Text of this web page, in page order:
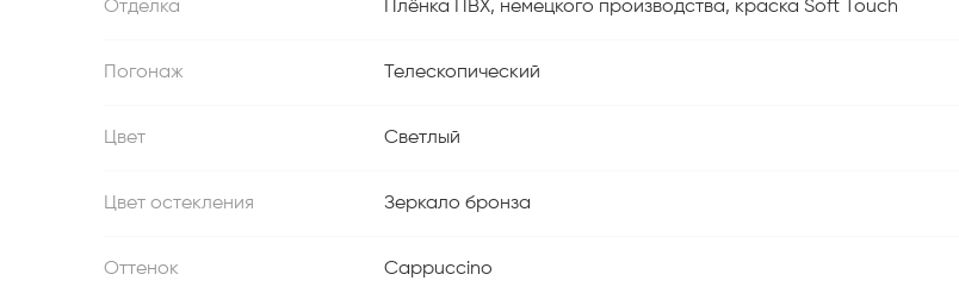
Отделка Плёнка ПВХ, немецкого производства, краска Soft Touch
Погонаж Телескопический
Цвет Светлый
Цвет остекления Зеркало бронза
Оттенок Cappuccino